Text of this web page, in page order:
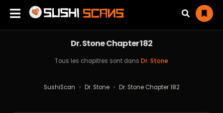
Dr. Stone Chapter 182
Tous les chapitres sont dans Dr. Stone
SushiScan › Dr. Stone › Dr. Stone Chapter 182